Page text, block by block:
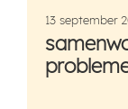
13 september